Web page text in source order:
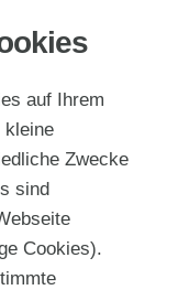
auf Ihrem
kleine
Zwecke
sind
Cookies).